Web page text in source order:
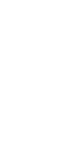
de la fiction
tout